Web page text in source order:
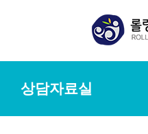
상담자료실